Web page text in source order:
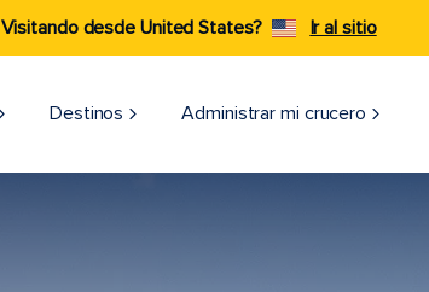
Visitando desde United States? Ir al sitio
Destinos Administrar mi crucero